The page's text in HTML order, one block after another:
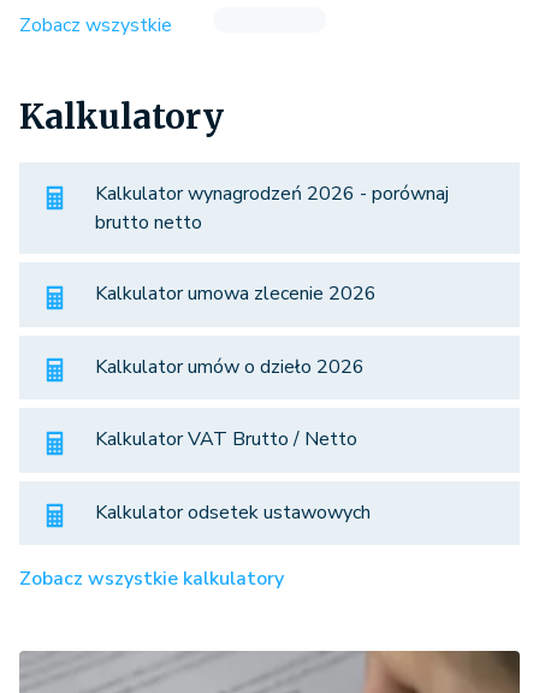
Zobacz wszystkie
Kalkulatory
Kalkulator wynagrodzeń 2026 - porównaj
brutto netto
Kalkulator umowa zlecenie 2026
Kalkulator umów o dzieło 2026
Kalkulator VAT Brutto / Netto
Kalkulator odsetek ustawowych
Zobacz wszystkie kalkulatory